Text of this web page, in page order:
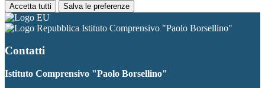
Accetta tutti Salva le preferenze
Istituto Comprensivo "Paolo Borsellino"
Contatti
Istituto Comprensivo "Paolo Borsellino"